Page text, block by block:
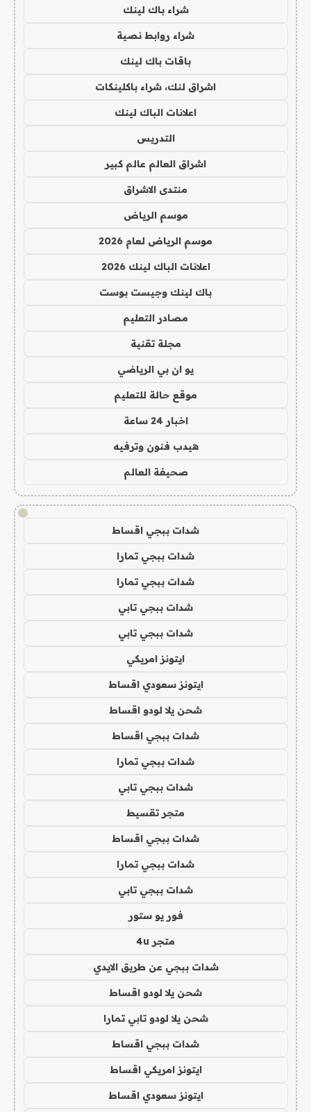
شراء باك لينك
شراء روابط نصية
باقات باك لينك
اشراق لنك، شراء باكلينكات
اعلانات الباك لينك
التدريس
اشراق العالم عالم كبير
منتدى الاشراق
موسم الرياض
موسم الرياض لعام 2026
اعلانات الباك لينك 2026
باك لينك وجيست بوست
مصادر التعليم
مجلة تقنية
يو ان بي الرياضي
موقع حالة للتعليم
اخبار 24 ساعة
هيدب فنون وترفيه
صحيفة العالم
!
شدات ببجي اقساط
شدات ببجي تمارا
شدات ببجي تمارا
شدات ببجي تابي
شدات ببجي تابي
ايتونز امريكي
ايتونز سعودي اقساط
شحن يلا لودو اقساط
شدات ببجي اقساط
شدات ببجي تمارا
شدات ببجي تابي
متجر تقسيط
شدات ببجي اقساط
شدات ببجي تمارا
شدات ببجي تابي
فور يو ستور
متجر 4u
شدات ببجي عن طريق الايدي
شحن يلا لودو اقساط
شحن يلا لودو تابي تمارا
شدات ببجي اقساط
ايتونز امريكي اقساط
ايتونز سعودي اقساط